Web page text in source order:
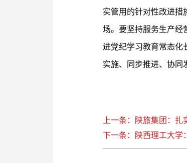
实管用的针对性改进措
场。要坚持服务生产经
进党纪学习教育常态化
实施、同步推进、协同
上一条：陕旅集团：
下一条：陕西理工大学